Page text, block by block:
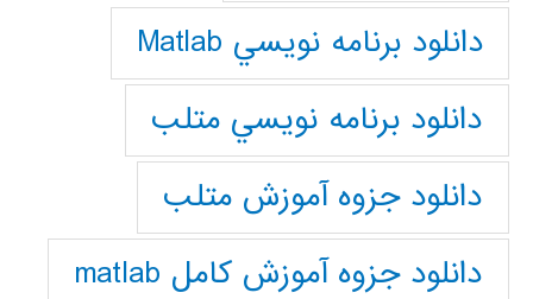
دانلود برنامه نويسي Matlab
دانلود برنامه نويسي متلب
دانلود جزوه آموزش متلب
دانلود جزوه آموزش کامل matlab